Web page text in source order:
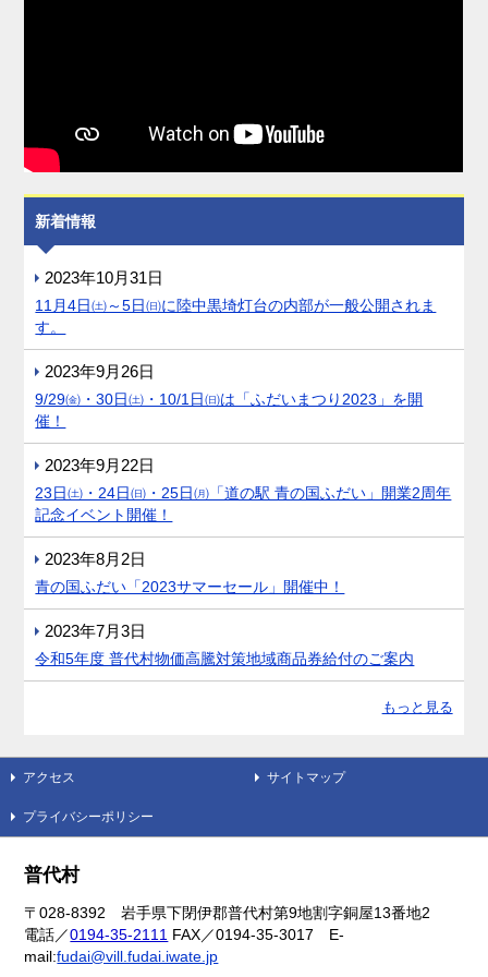
新着情報
2023年10月31日
11月4日㈯～5日㈰に陸中黒埼灯台の内部が一般公開されま
す。
2023年9月26日
9/29㈮・30日㈯・10/1日㈰は「ふだいまつり2023」を開
催！
2023年9月22日
23日㈯・24日㈰・25日㈪「道の駅 青の国ふだい」開業2周年
記念イベント開催！
2023年8月2日
青の国ふだい「2023サマーセール」開催中！
2023年7月3日
令和5年度 普代村物価高騰対策地域商品券給付のご案内
もっと見る
アクセス サイトマップ
プライバシーポリシー
普代村
〒028-8392 岩手県下閉伊郡普代村第9地割字銅屋13番地2
電話／0194-35-2111 FAX／0194-35-3017 E-
mail:fudai@vill.fudai.iwate.jp